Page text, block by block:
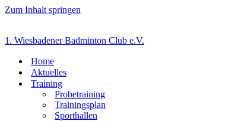
Zum Inhalt springen
1. Wiesbadener Badminton Club e.V.
Home
Aktuelles
Training
Probetraining
Trainingsplan
Sporthallen